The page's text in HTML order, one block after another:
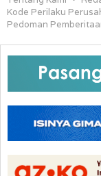
Kode Perilaku
Pedoman